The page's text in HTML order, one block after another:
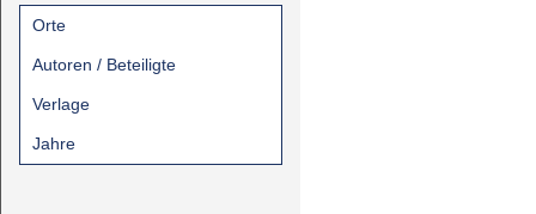
Orte
Autoren / Beteiligte
Verlage
Jahre